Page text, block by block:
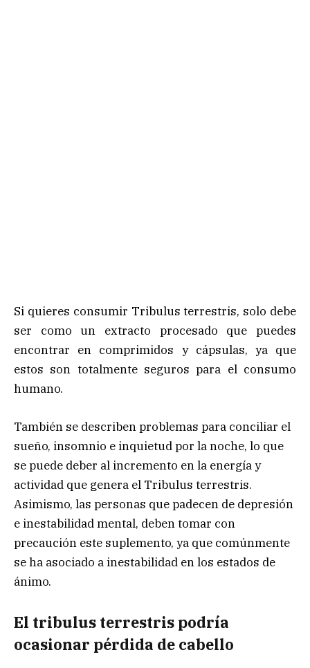
Si quieres consumir Tribulus terrestris, solo debe
ser como un extracto procesado que puedes
encontrar en comprimidos y cápsulas, ya que
estos son totalmente seguros para el consumo
humano.
También se describen problemas para conciliar el
sueño, insomnio e inquietud por la noche, lo que
se puede deber al incremento en la energía y
actividad que genera el Tribulus terrestris.
Asimismo, las personas que padecen de depresión
e inestabilidad mental, deben tomar con
precaución este suplemento, ya que comúnmente
se ha asociado a inestabilidad en los estados de
ánimo.
El tribulus terrestris podría
ocasionar pérdida de cabello